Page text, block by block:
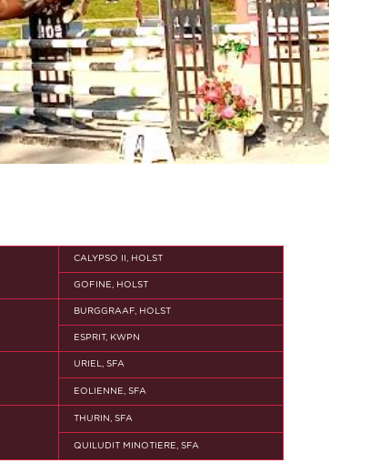
CALYPSO II, HOLST
GOFINE, HOLST
BURGGRAAF, HOLST
ESPRIT, KWPN
URIEL, SFA
EOLIENNE, SFA
THURIN, SFA
QUILUDIT MINOTIERE, SFA